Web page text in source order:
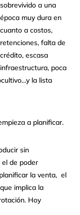
sobrevivido a una
época muy dura en
cuanto a costos,
retenciones, falta de
crédito, escasa
infraestructura, poca
la lista
a planificar.
sin
el de poder
la venta, el
implica la
Hoy